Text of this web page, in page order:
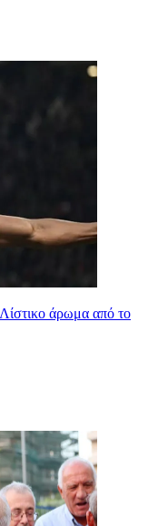
άρωμα από το